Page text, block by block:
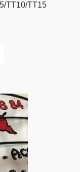
TT10/TT15